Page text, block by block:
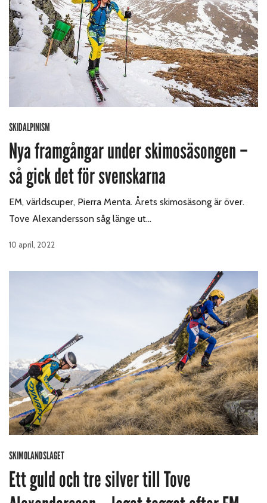
SKIDALPINISM
Nya framgångar under skimosäsongen –
så gick det för svenskarna
EM, världscuper, Pierra Menta. Årets skimosäsong är över.
Tove Alexandersson såg länge ut…
10 april, 2022
SKIMOLANDSLAGET
Ett guld och tre silver till Tove